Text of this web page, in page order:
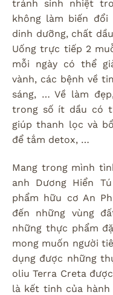
tránh sinh nhiệt
không làm biến đổi
dinh dưỡng, chất
Uống trực tiếp 2
mỗi ngày có thể
vành, các bệnh về
sáng, … Về làm
trong số ít dầu có
giúp thanh lọc và
để tắm detox, …
Mang trong mình
anh Dương Hiển
phẩm hữu cơ An
đến những vùng
những thực phẩm
mong muốn người
dụng được những
oliu Terra Creta
là kết tinh của